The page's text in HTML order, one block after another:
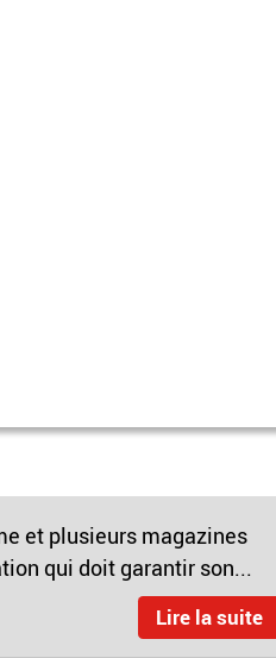
et plusieurs magazines
qui doit garantir son...
Lire la suite